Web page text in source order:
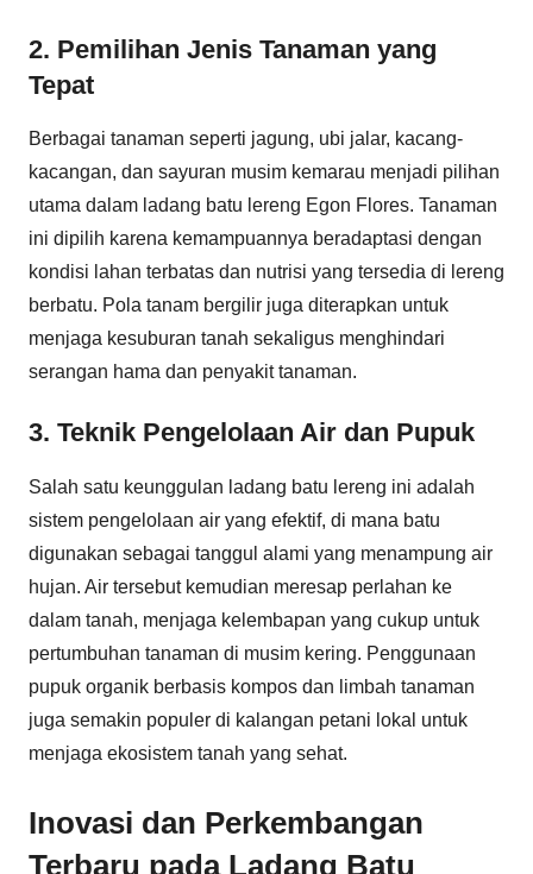
2. Pemilihan Jenis Tanaman yang
Tepat
Berbagai tanaman seperti jagung, ubi jalar, kacang-
kacangan, dan sayuran musim kemarau menjadi pilihan
utama dalam ladang batu lereng Egon Flores. Tanaman
ini dipilih karena kemampuannya beradaptasi dengan
kondisi lahan terbatas dan nutrisi yang tersedia di lereng
berbatu. Pola tanam bergilir juga diterapkan untuk
menjaga kesuburan tanah sekaligus menghindari
serangan hama dan penyakit tanaman.
3. Teknik Pengelolaan Air dan Pupuk
Salah satu keunggulan ladang batu lereng ini adalah
sistem pengelolaan air yang efektif, di mana batu
digunakan sebagai tanggul alami yang menampung air
hujan. Air tersebut kemudian meresap perlahan ke
dalam tanah, menjaga kelembapan yang cukup untuk
pertumbuhan tanaman di musim kering. Penggunaan
pupuk organik berbasis kompos dan limbah tanaman
juga semakin populer di kalangan petani lokal untuk
menjaga ekosistem tanah yang sehat.
Inovasi dan Perkembangan
Terbaru pada Ladang Batu